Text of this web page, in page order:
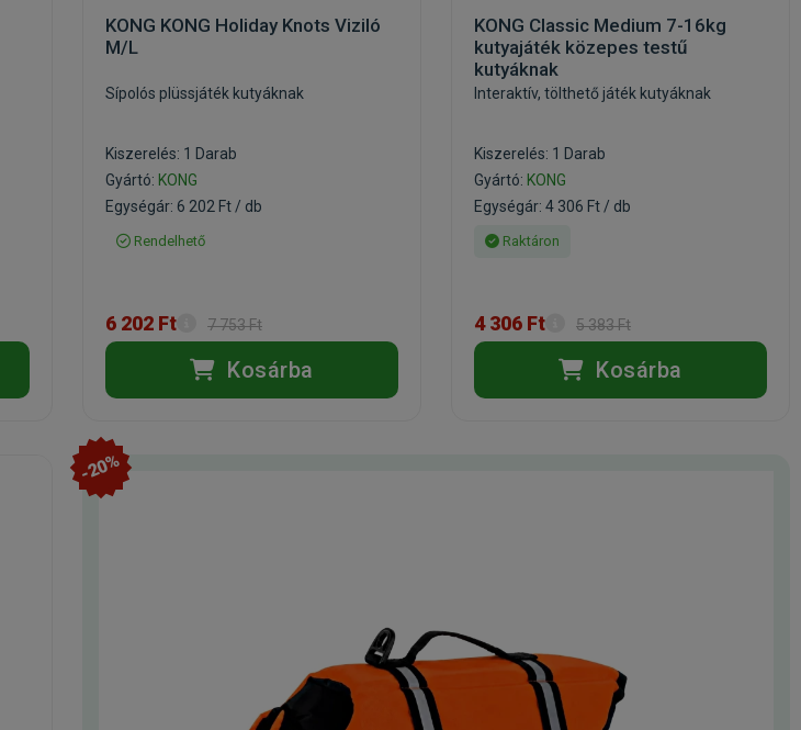
KONG KONG Holiday Knots Viziló
M/L
Sípolós plüssjáték kutyáknak
Kiszerelés: 1 Darab
Gyártó: KONG
Egységár: 6 202 Ft / db
Rendelhető
6 202 Ft 7 753 Ft
Kosárba
KONG Classic Medium 7-16kg
kutyajáték közepes testű
kutyáknak
Interaktív, tölthető játék kutyáknak
Kiszerelés: 1 Darab
Gyártó: KONG
Egységár: 4 306 Ft / db
Raktáron
4 306 Ft 5 383 Ft
Kosárba
-20%